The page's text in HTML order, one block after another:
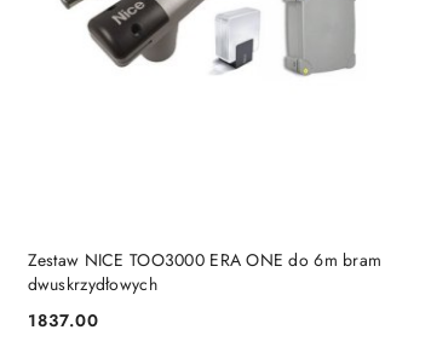
Zestaw NICE TOO3000 ERA ONE do 6m bram
dwuskrzydłowych
Cena:
1837.00
DODAJ DO KOSZYKA